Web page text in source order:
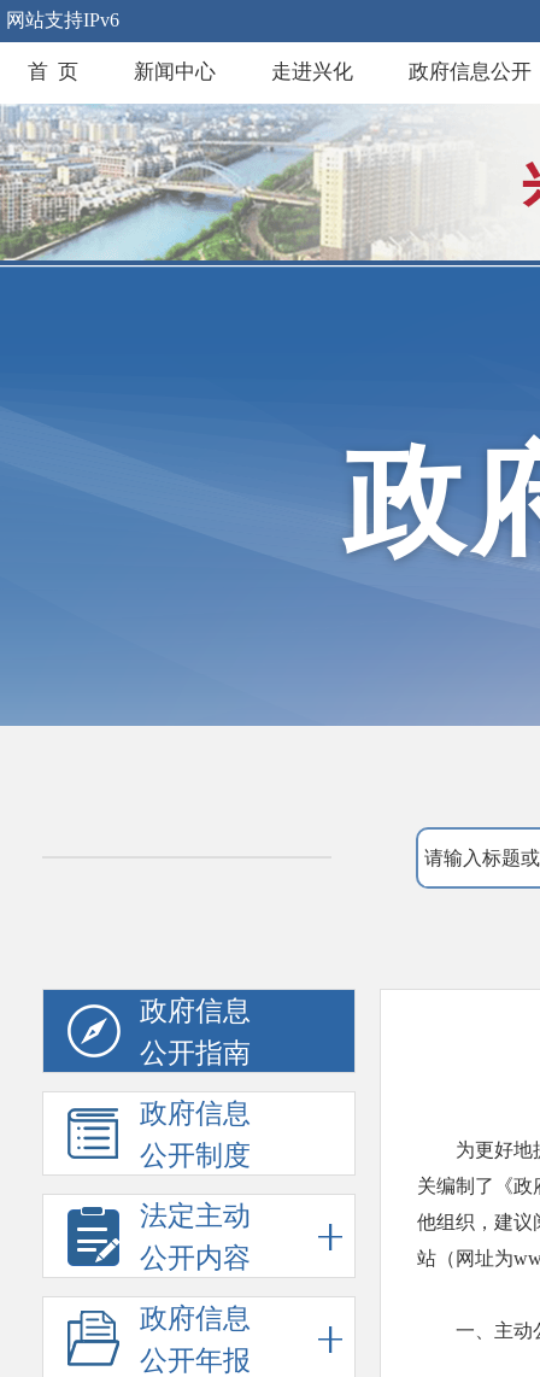
网站支持IPv6
首 页 新闻中心 走进兴化 政府信息公开
政
政府信息
公开指南
政府信息
公开制度
法定主动
公开内容
政府信息
公开年报
为更好地
关编制了《政
他组织，建议
站（网址为
一、主动